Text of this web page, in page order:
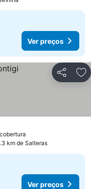
Ver preços
Partilhar
km de Salteras
Ver preços